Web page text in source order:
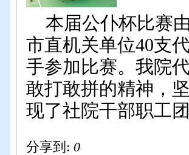
本届公仆杯比赛
市直机关单位40支
手参加比赛。我院
敢打敢拼的精神，
现了社院干部职工
分享到: 0